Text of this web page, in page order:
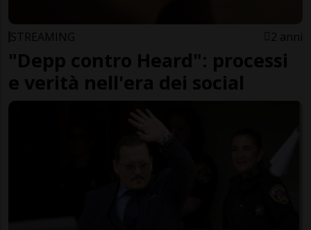
STREAMING 2 anni
"Depp contro Heard": processi
e verità nell'era dei social